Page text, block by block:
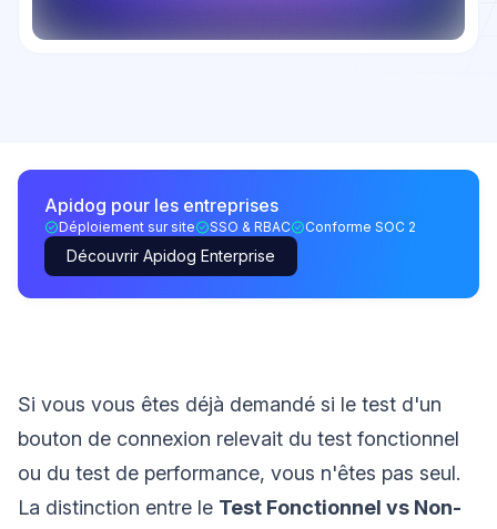
Apidog pour les entreprises
Déploiement sur site SSO & RBAC Conforme SOC 2
Découvrir Apidog Enterprise
Si vous vous êtes déjà demandé si le test d'un
bouton de connexion relevait du test fonctionnel
ou du test de performance, vous n'êtes pas seul.
La distinction entre le Test Fonctionnel vs Non-